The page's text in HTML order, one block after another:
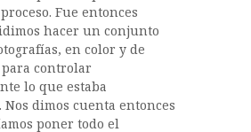
Fue entonces
hacer un conjunto
en color y de
controlar
lo que estaba
Nos dimos cuenta entonces
poner todo el